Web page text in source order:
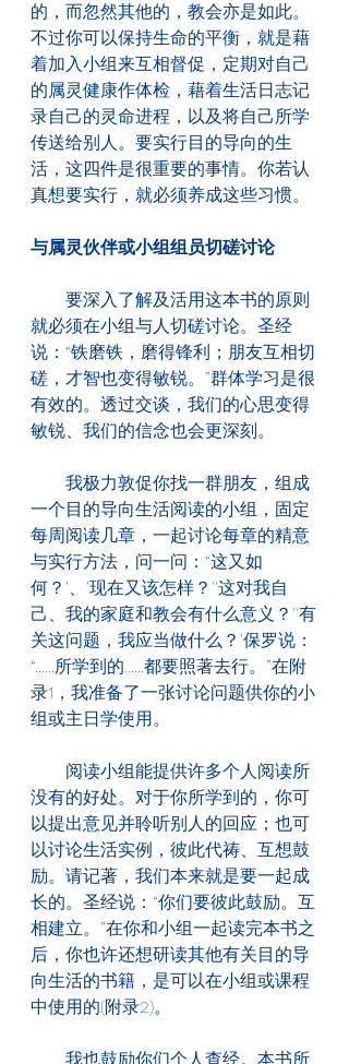
的，而忽然其他的，教会亦是如此。
不过你可以保持生命的平衡，就是藉
着加入小组来互相督促，定期对自己
的属灵健康作体检，藉着生活日志记
录自己的灵命进程，以及将自己所学
传送给别人。要实行目的导向的生
活，这四件是很重要的事情。你若认
真想要实行，就必须养成这些习惯。
与属灵伙伴或小组组员切磋讨论
要深入了解及活用这本书的原则
就必须在小组与人切磋讨论。圣经
说：“铁磨铁，磨得锋利；朋友互相切
磋，才智也变得敏锐。”群体学习是很
有效的。透过交谈，我们的心思变得
敏锐、我们的信念也会更深刻。
我极力敦促你找一群朋友，组成
一个目的导向生活阅读的小组，固定
每周阅读几章，一起讨论每章的精意
与实行方法，问一问：“这又如
何？'、'现在又该怎样？''这对我自
己、我的家庭和教会有什么意义？''有
关这问题，我应当做什么？'保罗说：
“......所学到的......都要照著去行。”在附
录1，我准备了一张讨论问题供你的小
组或主日学使用。
阅读小组能提供许多个人阅读所
没有的好处。对于你所学到的，你可
以提出意见并聆听别人的回应；也可
以讨论生活实例，彼此代祷、互想鼓
励。请记著，我们本来就是要一起成
长的。圣经说：“你们要彼此鼓励。互
相建立。”在你和小组一起读完本书之
后，你也许还想研读其他有关目的导
向生活的书籍，是可以在小组或课程
中使用的(附录2)。
我也鼓励你们个人查经。本书所